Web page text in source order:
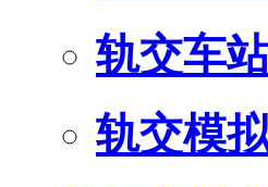
轨交车
轨交模